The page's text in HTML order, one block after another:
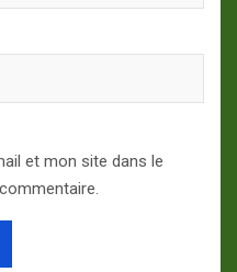
et mon site dans le